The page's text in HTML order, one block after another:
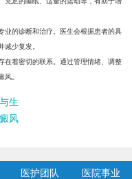
业的诊断和治疗。医生会根据患者的具
减少复发。
在着密切的联系。通过管理情绪、调整
风。
生
风
医护团队 医院事业